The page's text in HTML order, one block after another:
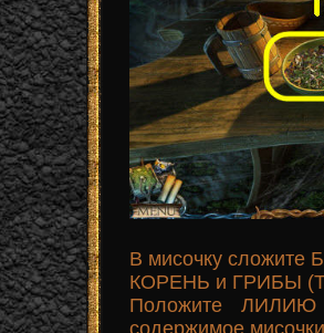
В мисочку
КОРЕНЬ и ГРИБЫ
Положите ЛИЛИЮ